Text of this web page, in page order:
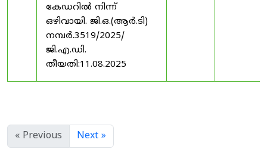
കേഡറിൽ നിന്ന്
ഒഴിവായി. ജി.ഒ.(ആർ.ടി)
നമ്പർ.3519/2025/
ജി.എ.ഡി.
തീയതി:11.08.2025
« Previous Next »